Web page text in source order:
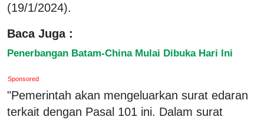
(19/1/2024).
Baca Juga :
Penerbangan Batam-China Mulai Dibuka Hari Ini
Sponsored
"Pemerintah akan mengeluarkan surat edaran
terkait dengan Pasal 101 ini. Dalam surat